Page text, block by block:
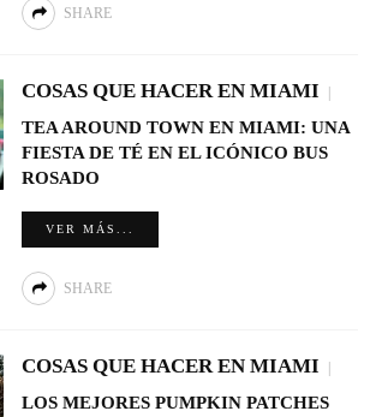
SHARE
COSAS QUE HACER EN MIAMI
TEA AROUND TOWN EN MIAMI: UNA
FIESTA DE TÉ EN EL ICÓNICO BUS
ROSADO
VER MÁS...
SHARE
COSAS QUE HACER EN MIAMI
LOS MEJORES PUMPKIN PATCHES